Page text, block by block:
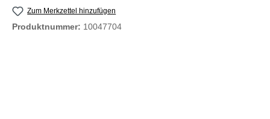
Zum Merkzettel hinzufügen
Produktnummer: 10047704